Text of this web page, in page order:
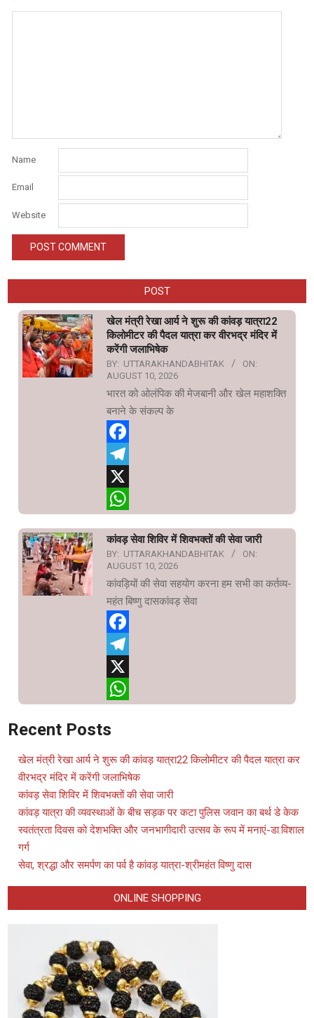
Name
Email
Website
POST
खेल मंत्री रेखा आर्य ने शुरू की कांवड़ यात्रा22
किलोमीटर की पैदल यात्रा कर वीरभद्र मंदिर में
करेंगी जलाभिषेक
BY: UTTARAKHANDABHITAK
ON:
AUGUST 10, 2026
भारत को ओलंपिक की मेजबानी और खेल महाशक्ति
बनाने के संकल्प के
Facebook
Telegram
X
कांवड़ सेवा शिविर में शिवभक्तों की सेवा जारी
BY: UTTARAKHANDABHITAK
ON:
AUGUST 10, 2026
कांवड़ियों की सेवा सहयोग करना हम सभी का कर्तव्य-
महंत बिष्णु दासकांवड़ सेवा
Facebook
Telegram
X
Recent Posts
खेल मंत्री रेखा आर्य ने शुरू की कांवड़ यात्रा22 किलोमीटर की पैदल यात्रा कर
वीरभद्र मंदिर में करेंगी जलाभिषेक
कांवड़ सेवा शिविर में शिवभक्तों की सेवा जारी
कांवड़ यात्रा की व्यवस्थाओं के बीच सड़क पर कटा पुलिस जवान का बर्थ डे केक
स्वतंत्रता दिवस को देशभक्ति और जनभागीदारी उत्सव के रूप में मनाएं-डा.विशाल
गर्ग
सेवा, श्रद्धा और समर्पण का पर्व है कांवड़ यात्रा-श्रीमहंत विष्णु दास
ONLINE SHOPPING